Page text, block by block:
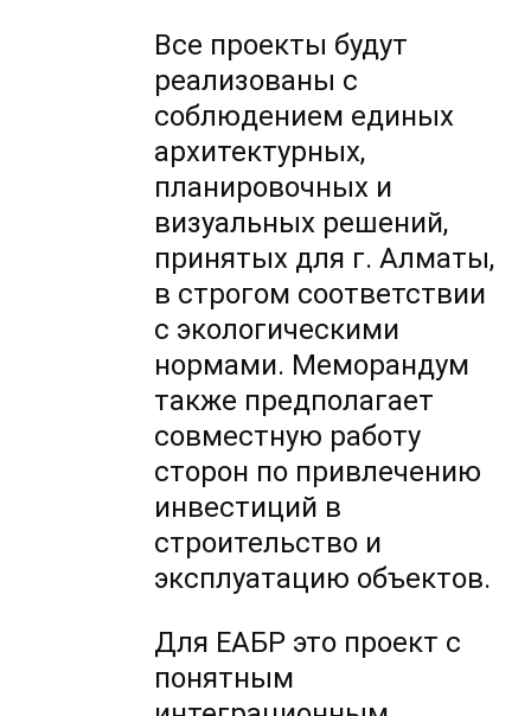
Все проекты будут
реализованы с
соблюдением единых
архитектурных,
планировочных и
визуальных решений,
принятых для г. Алматы,
в строгом соответствии
с экологическими
нормами. Меморандум
также предполагает
совместную работу
сторон по привлечению
инвестиций в
строительство и
эксплуатацию объектов.
Для ЕАБР это проект с
понятным